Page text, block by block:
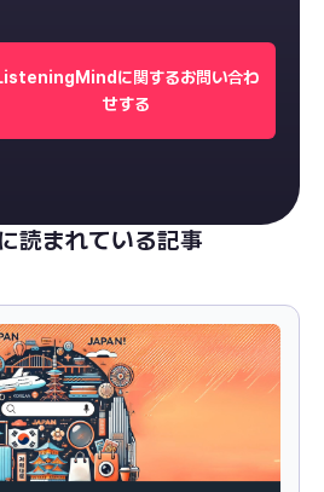
に関するお問い合わ
せする
読まれている記事